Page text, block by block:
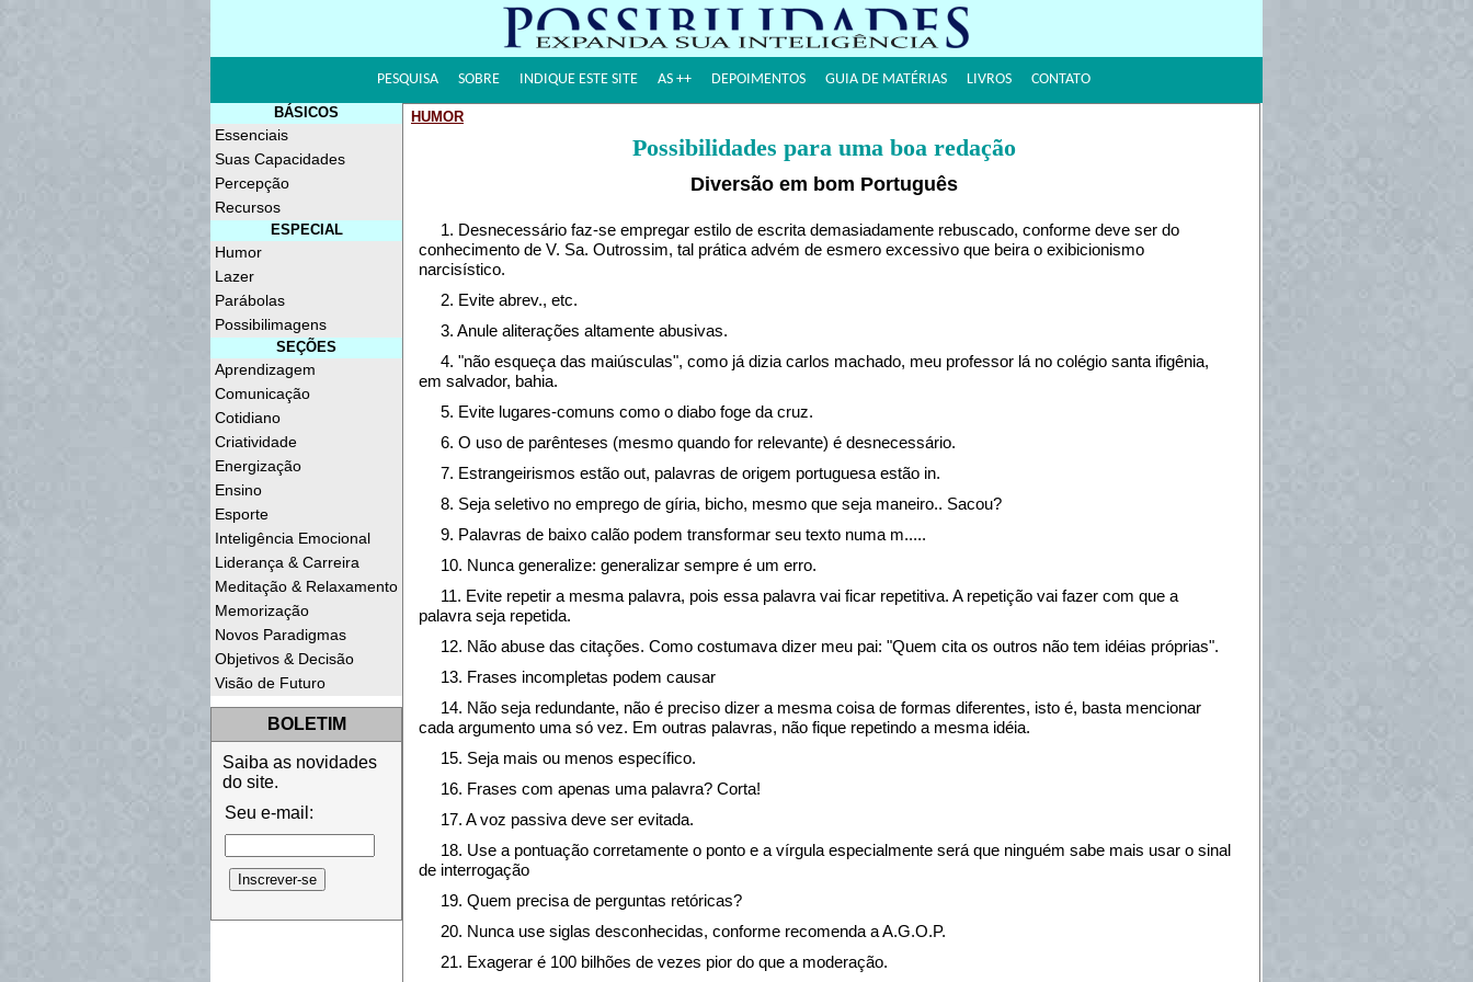
PESQUISA SOBRE INDIQUE ESTE SITE AS ++ DEPOIMENTOS GUIA DE MATÉRIAS LIVROS CONTATO
BÁSICOS
Essenciais
Suas Capacidades
Percepção
Recursos
ESPECIAL
Humor
Lazer
Parábolas
Possibilimagens
SEÇÕES
Aprendizagem
Comunicação
Cotidiano
Criatividade
Energização
Ensino
Esporte
Inteligência Emocional
Liderança & Carreira
Meditação & Relaxamento
Memorização
Novos Paradigmas
Objetivos & Decisão
Visão de Futuro
BOLETIM
Saiba as novidades
do site.
Seu e-mail:
HUMOR
Possibilidades para uma boa redação
Diversão em bom Português
1. Desnecessário faz-se empregar estilo de escrita demasiadamente rebuscado, conforme deve ser do
conhecimento de V. Sa. Outrossim, tal prática advém de esmero excessivo que beira o exibicionismo
narcisístico.
2. Evite abrev., etc.
3. Anule aliterações altamente abusivas.
4. "não esqueça das maiúsculas", como já dizia carlos machado, meu professor lá no colégio santa ifigênia,
em salvador, bahia.
5. Evite lugares-comuns como o diabo foge da cruz.
6. O uso de parênteses (mesmo quando for relevante) é desnecessário.
7. Estrangeirismos estão out, palavras de origem portuguesa estão in.
8. Seja seletivo no emprego de gíria, bicho, mesmo que seja maneiro.. Sacou?
9. Palavras de baixo calão podem transformar seu texto numa m.....
10. Nunca generalize: generalizar sempre é um erro.
11. Evite repetir a mesma palavra, pois essa palavra vai ficar repetitiva. A repetição vai fazer com que a
palavra seja repetida.
12. Não abuse das citações. Como costumava dizer meu pai: "Quem cita os outros não tem idéias próprias".
13. Frases incompletas podem causar
14. Não seja redundante, não é preciso dizer a mesma coisa de formas diferentes, isto é, basta mencionar
cada argumento uma só vez. Em outras palavras, não fique repetindo a mesma idéia.
15. Seja mais ou menos específico.
16. Frases com apenas uma palavra? Corta!
17. A voz passiva deve ser evitada.
18. Use a pontuação corretamente o ponto e a vírgula especialmente será que ninguém sabe mais usar o sinal
de interrogação
19. Quem precisa de perguntas retóricas?
20. Nunca use siglas desconhecidas, conforme recomenda a A.G.O.P.
21. Exagerar é 100 bilhões de vezes pior do que a moderação.